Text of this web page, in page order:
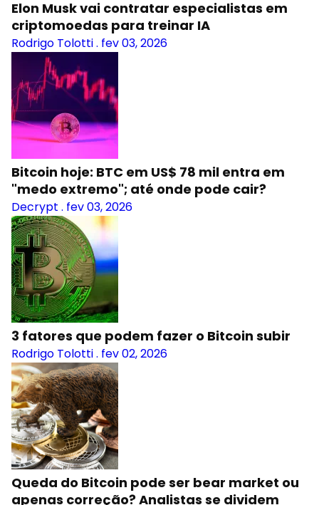
Elon Musk vai contratar especialistas em
criptomoedas para treinar IA
Rodrigo Tolotti. fev 03, 2026
Bitcoin hoje: BTC em US$ 78 mil entra em
"medo extremo"; até onde pode cair?
Decrypt . fev 03, 2026
3 fatores que podem fazer o Bitcoin subir
Rodrigo Tolotti. fev 02, 2026
Queda do Bitcoin pode ser bear market ou
apenas correção? Analistas se dividem